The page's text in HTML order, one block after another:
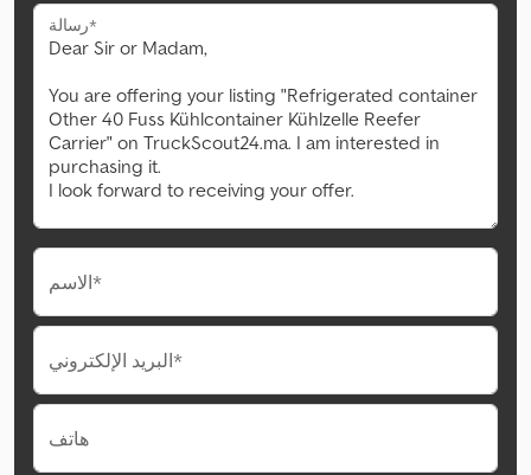
رسالة*
الاسم*
البريد الإلكتروني*
هاتف